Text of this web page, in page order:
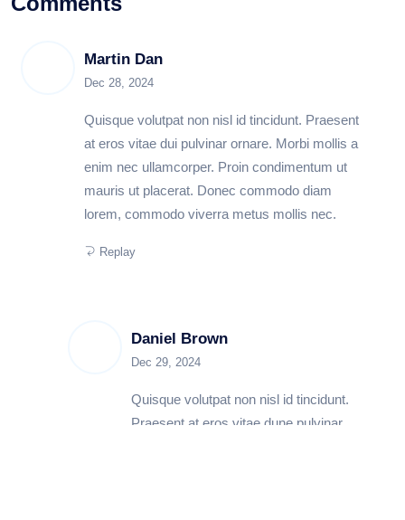
Martin Dan
Dec 28, 2024
Quisque volutpat non nisl id tincidunt. Praesent
at eros vitae dui pulvinar ornare. Morbi mollis a
enim nec ullamcorper. Proin condimentum ut
mauris ut placerat. Donec commodo diam
lorem, commodo viverra metus mollis nec.
Replay
Daniel Brown
Dec 29, 2024
Quisque volutpat non nisl id tincidunt.
Praesent at eros vitae dune pulvinar